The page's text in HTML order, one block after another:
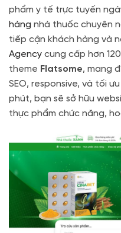
phẩm y tế trực tuyến
hàng nhà thuốc chuyên
tiếp cận khách hàng và
Agency cung cấp hơn
theme Flatsome, mang
SEO, responsive, và tối
phút, bạn sẽ sở hữu
thực phẩm chức năng,